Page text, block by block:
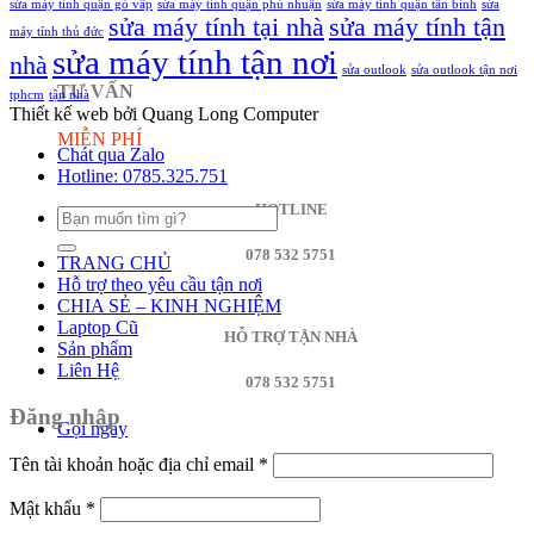
TƯ VẤN
MIỄN PHÍ
HOTLINE
078 532 5751
HỖ TRỢ TẬN NHÀ
078 532 5751
Gọi ngay
sửa máy tính quận gò vấp sửa máy tính quận phú nhuận sửa máy tính quận tân bình sửa
máy tính thủ đức sửa máy tính tại nhà sửa máy tính tận
nhà sửa máy tính tận nơi sửa outlook sửa outlook tận nơi
tphcm tận nhà
Thiết kế web bởi Quang Long Computer
Chát qua Zalo
Hotline: 0785.325.751
Tìm
kiếm:
TRANG CHỦ
Hỗ trợ theo yêu cầu tận nơi
CHIA SẺ – KINH NGHIỆM
Laptop Cũ
Sản phẩm
Liên Hệ
Đăng nhập
Tên tài khoản hoặc địa chỉ email *
Mật khẩu *